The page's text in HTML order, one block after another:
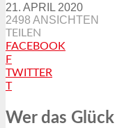
21. APRIL 2020
2498 ANSICHTEN
TEILEN
FACEBOOK
F
TWITTER
T
Wer das